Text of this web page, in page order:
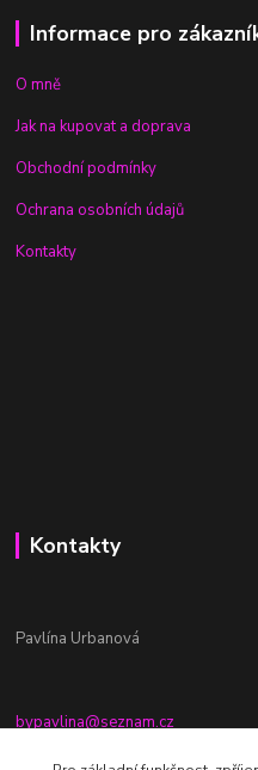
Informace pro
O mně
Jak na kupovat a doprava
Obchodní podmínky
Ochrana osobních údajů
Kontakty
Kontakty
Pavlína Urbanová
bypavlina@seznam.cz
+420774917196